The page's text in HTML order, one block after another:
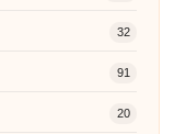
32
91
20